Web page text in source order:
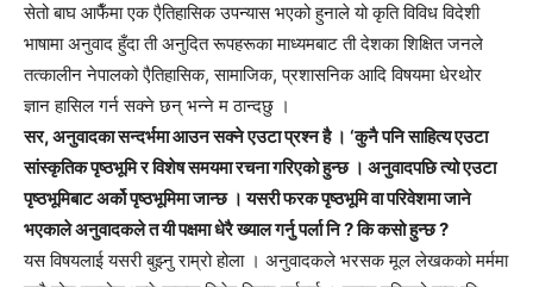
सेतो बाघ आफैँमा एक एैतिहासिक उपन्यास भएको हुनाले यो कृति विविध विदेशी
भाषामा अनुवाद हुँदा ती अनुदित रूपहरूका माध्यमबाट ती देशका शिक्षित जनले
तत्कालीन नेपालको एैतिहासिक, सामाजिक, प्रशासनिक आदि विषयमा धेरथोर
ज्ञान हासिल गर्न सक्ने छन् भन्ने म ठान्दछु ।
सर, अनुवादका सन्दर्भमा आउन सक्ने एउटा प्रश्न है । ‘कुनै पनि साहित्य एउटा
सांस्कृतिक पृष्ठभूमि र विशेष समयमा रचना गरिएको हुन्छ । अनुवादपछि त्यो एउटा
पृष्ठभूमिबाट अर्को पृष्ठभूमिमा जान्छ । यसरी फरक पृष्ठभूमि वा परिवेशमा जाने
भएकाले अनुवादकले त यी पक्षमा धेरै ख्याल गर्नु पर्ला नि ? कि कसो हुन्छ ?
यस विषयलाई यसरी बुझ्नु राम्रो होला । अनुवादकले भरसक मूल लेखकको मर्ममा